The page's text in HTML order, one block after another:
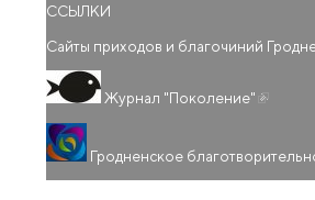
ССЫЛКИ
Сайты приходов и благочиний
Журнал "Поколение"
Гродненское